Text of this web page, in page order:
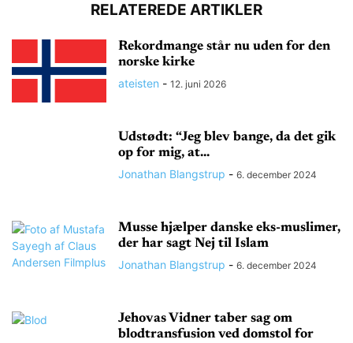
RELATEREDE ARTIKLER
Rekordmange står nu uden for den
norske kirke
ateisten - 12. juni 2026
Udstødt: “Jeg blev bange, da det gik
op for mig, at...
Jonathan Blangstrup - 6. december 2024
Musse hjælper danske eks-muslimer,
der har sagt Nej til Islam
Jonathan Blangstrup - 6. december 2024
Jehovas Vidner taber sag om
blodtransfusion ved domstol for